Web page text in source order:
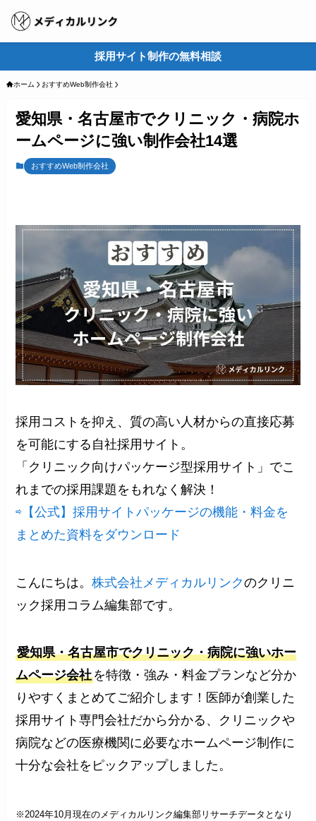
採用サイト制作の無料相談
ホーム おすすめWeb制作会社
愛知県・名古屋市でクリニック・病院ホ
ームページに強い制作会社14選
おすすめWeb制作会社
採用コストを抑え、質の高い人材からの直接応募
を可能にする自社採用サイト。
「クリニック向けパッケージ型採用サイト」でこ
れまでの採用課題をもれなく解決！
⇨【公式】採用サイトパッケージの機能・料金を
まとめた資料をダウンロード
こんにちは。株式会社メディカルリンクのクリニ
ック採用コラム編集部です。
愛知県・名古屋市でクリニック・病院に強いホー
ムページ会社を特徴・強み・料金プランなど分か
りやすくまとめてご紹介します！医師が創業した
採用サイト専門会社だから分かる、クリニックや
病院などの医療機関に必要なホームページ制作に
十分な会社をピックアップしました。
※2024年10月現在のメディカルリンク編集部リサーチデータとなり